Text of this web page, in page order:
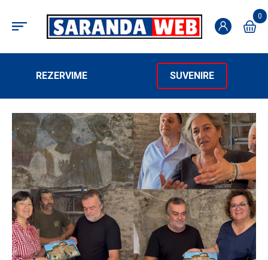
0
REZERVIME SUVENIRE